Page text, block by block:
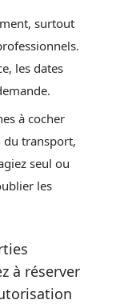
surtout
les dates
à cocher
du transport,
seul ou
les
à réserver